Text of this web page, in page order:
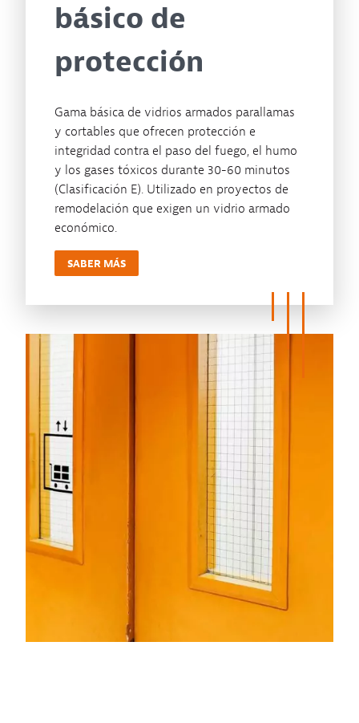
básico de
protección
Gama básica de vidrios armados parallamas
y cortables que ofrecen protección e
integridad contra el paso del fuego, el humo
y los gases tóxicos durante 30-60 minutos
(Clasificación E). Utilizado en proyectos de
remodelación que exigen un vidrio armado
económico.
SABER MÁS